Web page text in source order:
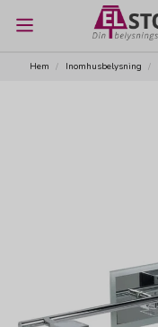
Hem Inomhusbelysning